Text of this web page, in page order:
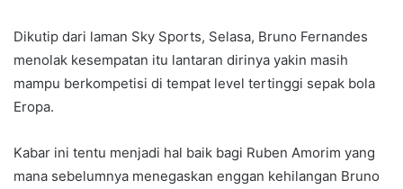
Dikutip dari laman Sky Sports, Selasa, Bruno Fernandes
menolak kesempatan itu lantaran dirinya yakin masih
mampu berkompetisi di tempat level tertinggi sepak bola
Eropa.
Kabar ini tentu menjadi hal baik bagi Ruben Amorim yang
mana sebelumnya menegaskan enggan kehilangan Bruno